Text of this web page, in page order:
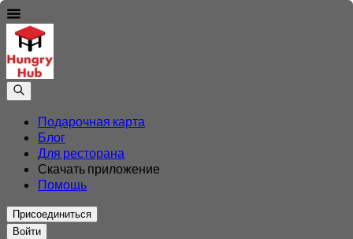
Подарочная карта
Блог
Для ресторана
Скачать приложение
Помощь
Присоединиться
Войти